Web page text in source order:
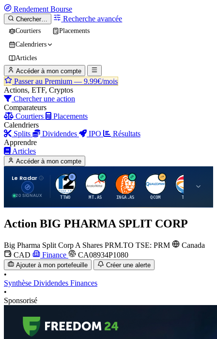
Rendement Bourse
Chercher… Recherche avancée
Courtiers
Placements
Calendriers
Articles
Accéder à mon compte
Passer au Premium — 9.99€/mois
Actions, ETF, Cryptos
Chercher une action
Comparateurs
Courtiers
Placements
Calendriers
Splits
Dividendes IPO
Résultats
Apprendre
Articles
Accéder à mon compte
Le Radar
20 SIGNAUX
T
TTWO
A
MT.AS
I
INGA.AS
Q
QCOM
T
TTE
Action BIG PHARMA SPLIT CORP
Big Pharma Split Corp A Shares PRM.TO TSE: PRM
Canada
CAD
Finance CA08934P1080
Ajouter à mon portefeuille Créer une alerte
•
Synthèse Dividendes Finances
•
Sponsorisé